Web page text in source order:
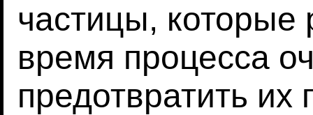
частицы, которые
время процесса
предотвратить